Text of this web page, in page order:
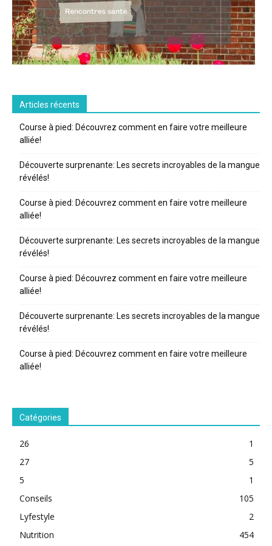
Articles récents
Course à pied: Découvrez comment en faire votre meilleure
alliée!
Découverte surprenante: Les secrets incroyables de la mangue
révélés!
Course à pied: Découvrez comment en faire votre meilleure
alliée!
Découverte surprenante: Les secrets incroyables de la mangue
révélés!
Course à pied: Découvrez comment en faire votre meilleure
alliée!
Découverte surprenante: Les secrets incroyables de la mangue
révélés!
Course à pied: Découvrez comment en faire votre meilleure
alliée!
Catégories
26
1
27
5
5
1
Conseils
105
Lyfestyle
2
Nutrition
454